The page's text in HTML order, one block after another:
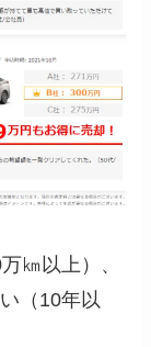
㎞以上）、
（10年以